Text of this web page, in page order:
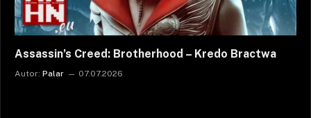
Assassin’s Creed: Brotherhood – Kredo Bractwa
Autor: Palar 07.07.2026